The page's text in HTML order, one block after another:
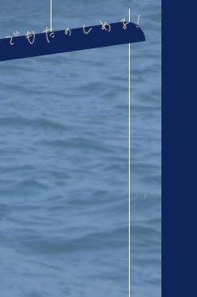
もたのしめる!